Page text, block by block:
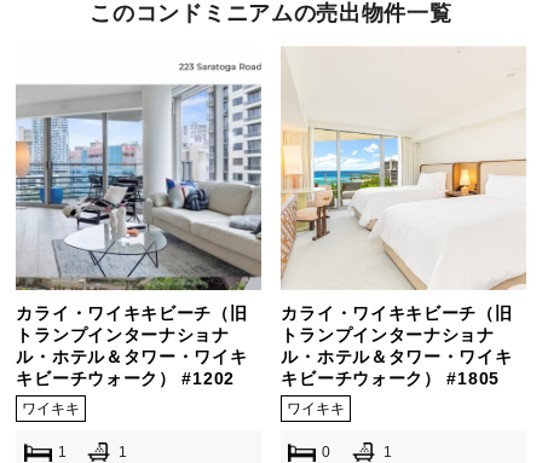
このコンドミニアムの売出物件一覧
カライ・ワイキキビーチ（旧
トランプインターナショナ
ル・ホテル＆タワー・ワイキ
キビーチウォーク） #1202
ワイキキ
1 1
カライ・ワイキキビーチ（旧
トランプインターナショナ
ル・ホテル＆タワー・ワイキ
キビーチウォーク） #1805
ワイキキ
0 1